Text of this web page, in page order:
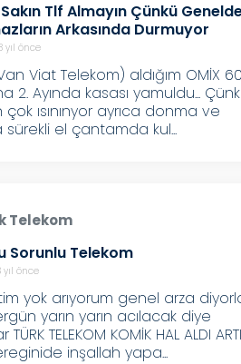
Tlf Almayın Çünkü
Arkasında Durmuyor
yıl önce
Viat Telekom) aldığım OMİX
Ayında kasası yamuldu...
ısınınyor ayrıca donma ve
sürekli el çantamda kul...
Telekom
Sorunlu Telekom
önce
yok arıyorum genel arza
yarın yarın acılacak diye
TELEKOM KOMİK HAL ALDI
inşallah yapa...